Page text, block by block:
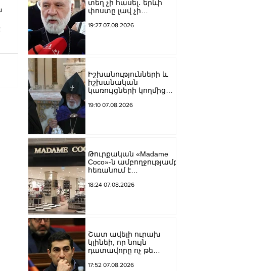
տեղ չի հասել․ երևի
փոստը լավ չի
արքեպիսկոպոս
19:27 07.08.2026
Իշխանությունների և
իշխանական
կառույցների կողմից
եկեղեցու
կամքին
հպատակեցնելու
համար․ Վեհափառ
19:10 07.08.2026
Թուրքական «Madame
Coco»-ն ամբողջությամբ
հեռանում է
կփակվի 29 խանութ
18:24 07.08.2026
Շատ ավելի ուրախ
կլինեի, որ նույն
դատավորը ոչ թե
կարճեր քրեական
17:52 07.08.2026